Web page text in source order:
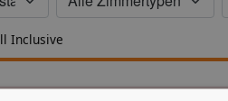
Inclusive